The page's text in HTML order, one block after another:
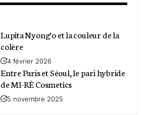
Lupita Nyong’o et la couleur de la
colère
4 février 2026
Entre Paris et Séoul, le pari hybride
de MI-RÊ Cosmetics
5 novembre 2025